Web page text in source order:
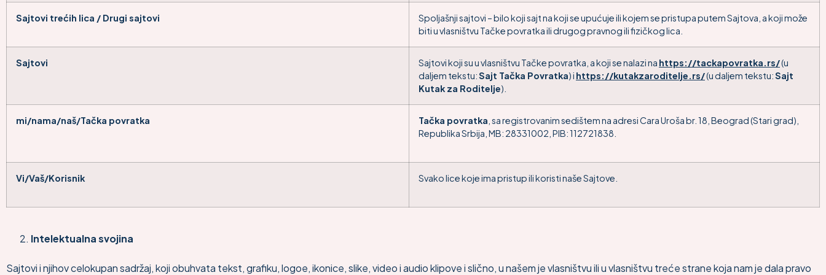
Sajtovi trećih lica / Drugi sajtovi
Spoljašnji sajtovi – bilo koji sajt na koji se upućuje ili kojem se pristupa putem Sajtova, a koji može
biti u vlasništvu Tačke povratka ili drugog pravnog ili fizičkog lica.
Sajtovi Sajtovi koji su u vlasništvu Tačke povratka, a koji se nalazi na https://tackapovratka.rs/(u
daljem tekstu:Sajt Tačka Povratka) i https://kutakzaroditelje.rs/(u daljem tekstu:Sajt
Kutak za Roditelje).
mi/nama/naš/Tačka povratka Tačka povratka , sa registrovanim sedištem na adresi Cara Uroša br. 18, Beograd (Stari grad),
Republika Srbija, MB: 28331002, PIB: 112721838.
Vi/Vaš/Korisnik Svako lice koje ima pristup ili koristi naše Sajtove.
Intelektualna svojina
Sajtovi i njihov celokupan sadržaj, koji obuhvata tekst, grafiku, logoe, ikonice, slike, video i audio klipove i slično, u našem je vlasništvu ili u vlasništvu treće strane koja nam je dala pravo